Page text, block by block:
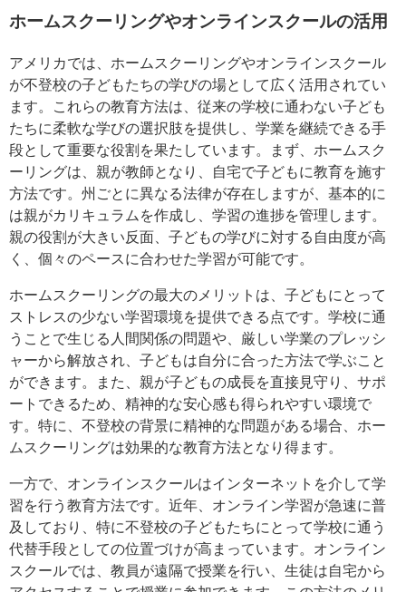
ホームスクーリングやオンラインスクールの活用
アメリカでは、ホームスクーリングやオンラインスクール
が不登校の子どもたちの学びの場として広く活用されてい
ます。これらの教育方法は、従来の学校に通わない子ども
たちに柔軟な学びの選択肢を提供し、学業を継続できる手
段として重要な役割を果たしています。まず、ホームスク
ーリングは、親が教師となり、自宅で子どもに教育を施す
方法です。州ごとに異なる法律が存在しますが、基本的に
は親がカリキュラムを作成し、学習の進捗を管理します。
親の役割が大きい反面、子どもの学びに対する自由度が高
く、個々のペースに合わせた学習が可能です。
ホームスクーリングの最大のメリットは、子どもにとって
ストレスの少ない学習環境を提供できる点です。学校に通
うことで生じる人間関係の問題や、厳しい学業のプレッシ
ャーから解放され、子どもは自分に合った方法で学ぶこと
ができます。また、親が子どもの成長を直接見守り、サポ
ートできるため、精神的な安心感も得られやすい環境で
す。特に、不登校の背景に精神的な問題がある場合、ホー
ムスクーリングは効果的な教育方法となり得ます。
一方で、オンラインスクールはインターネットを介して学
習を行う教育方法です。近年、オンライン学習が急速に普
及しており、特に不登校の子どもたちにとって学校に通う
代替手段としての位置づけが高まっています。オンライン
スクールでは、教員が遠隔で授業を行い、生徒は自宅から